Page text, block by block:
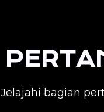
Jelajahi bagian